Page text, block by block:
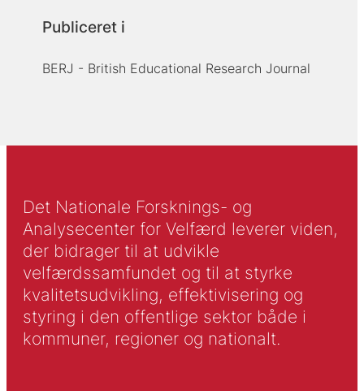
Publiceret i
BERJ - British Educational Research Journal
Det Nationale Forsknings- og
Analysecenter for Velfærd leverer viden,
der bidrager til at udvikle
velfærdssamfundet og til at styrke
kvalitetsudvikling, effektivisering og
styring i den offentlige sektor både i
kommuner, regioner og nationalt.